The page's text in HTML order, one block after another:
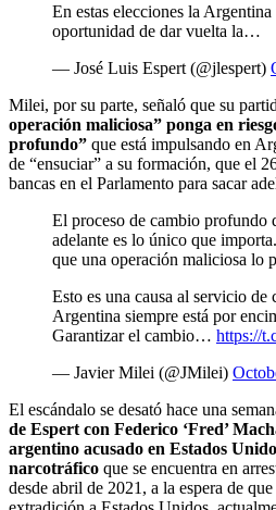
En estas elecciones la
oportunidad de dar vuelta la…
— José Luis Espert (@jlespert)
Milei, por su parte, señaló que su
operación maliciosa” ponga en
profundo” que está impulsando en
de “ensuciar” a su formación, que el
bancas en el Parlamento para sacar
El proceso de cambio profundo
adelante es lo único que
que una operación maliciosa lo
Esto es una causa al servicio de
Argentina siempre está por
Garantizar el cambio… https://
— Javier Milei (@JMilei)
El escándalo se desató hace una
de Espert con Federico ‘Fred’
argentino acusado en Estados
narcotráfico que se encuentra en
desde abril de 2021, a la espera de